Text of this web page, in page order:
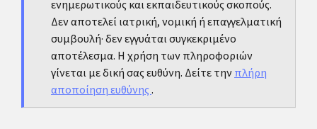
είναι πιο λογικό να κλείσεις το θέμα ψύχραιμα αντί να
ελπίζεις σε μία σπάνια εξαίρεση.
ενημερωτικούς και εκπαιδευτικούς σκοπούς.
Δεν αποτελεί ιατρική, νομική ή επαγγελματική
συμβουλή· δεν εγγυάται συγκεκριμένο
αποτέλεσμα. Η χρήση των πληροφοριών
γίνεται με δική σας ευθύνη. Δείτε τηνπλήρη
αποποίηση ευθύνης.